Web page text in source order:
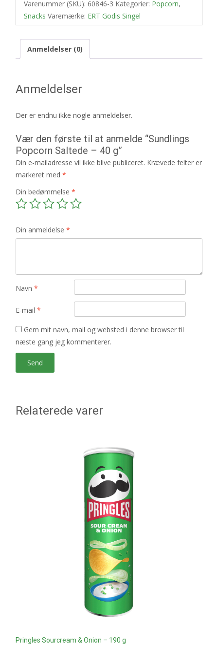
Varenummer (SKU): 60846-3 Kategorier: Popcorn,
Snacks Varemærke: ERT Godis Singel
Anmeldelser (0)
Anmeldelser
Der er endnu ikke nogle anmeldelser.
Vær den første til at anmelde “Sundlings
Popcorn Saltede – 40 g”
Din e-mailadresse vil ikke blive publiceret. Krævede felter er
markeret med *
Din bedømmelse *
Din anmeldelse *
Navn *
E-mail *
Gem mit navn, mail og websted i denne browser til
næste gang jeg kommenterer.
Relaterede varer
Pringles Sourcream & Onion – 190 g